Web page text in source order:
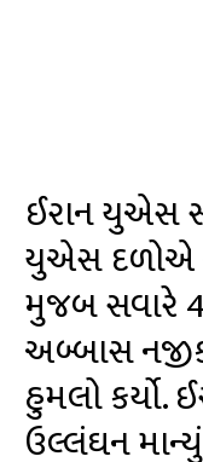
ઈરાન યુએસ
યુએસ દળોએ
મુજબ સવારે
અબ્બાસ
હુમલો કર્યો.
ઉલ્લંઘન